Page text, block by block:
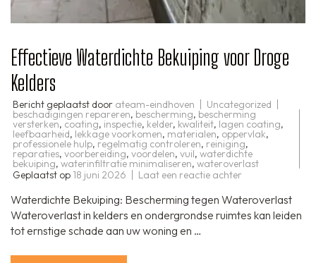
Effectieve Waterdichte Bekuiping voor Droge
Kelders
Bericht geplaatst door ateam-eindhoven Uncategorized
beschadigingen repareren, bescherming, bescherming
versterken, coating, inspectie, kelder, kwaliteit, lagen coating,
leefbaarheid, lekkage voorkomen, materialen, oppervlak,
professionele hulp, regelmatig controleren, reiniging,
reparaties, voorbereiding, voordelen, vuil, waterdichte
bekuiping, waterinfiltratie minimaliseren, wateroverlast
Geplaatst op 18 juni 2026 Laat een reactie achter
Waterdichte
Bekuiping
voor
Droge
Waterdichte Bekuiping: Bescherming tegen Wateroverlast
Wateroverlast in kelders en ondergrondse ruimtes kan leiden
tot ernstige schade aan uw woning en …